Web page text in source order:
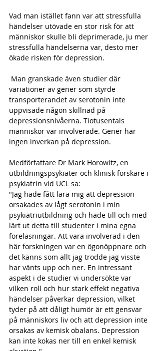
Vad man istället fann var att stressfulla
händelser utövade en stor risk för att
människor skulle bli deprimerade, ju mer
stressfulla händelserna var, desto mer
ökade risken för depression.
variationer av gener som styrde
transporterandet av serotonin inte
uppvisade någon skillnad på
depressionsnivåerna. Tiotusentals
människor var involverade. Gener har
ingen inverkan på depression.
Medförfattare Dr Mark Horowitz, en
utbildningspsykiater och klinisk forskare i
psykiatrin vid UCL sa:
"Jag hade fått lära mig att depression
orsakades av lågt serotonin i min
psykiatriutbildning och hade till och med
lärt ut detta till studenter i mina egna
föreläsningar. Att vara involverad i den
här forskningen var en ögonöppnare och
det känns som allt jag trodde jag visste
har vänts upp och ner. En intressant
aspekt i de studier vi undersökte var
vilken roll och hur stark effekt negativa
händelser påverkar depression, vilket
tyder på att dåligt humör är ett gensvar
på människors liv och att depression inte
orsakas av kemisk obalans. Depression
kan inte kokas ner till en enkel kemisk